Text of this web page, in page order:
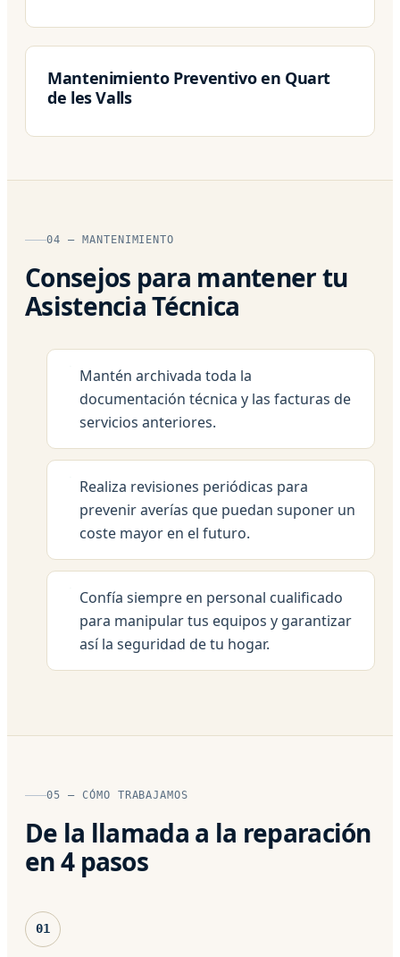
Mantenimiento Preventivo en Quart
de les Valls
04 — MANTENIMIENTO
Consejos para mantener tu
Asistencia Técnica
Mantén archivada toda la
documentación técnica y las facturas de
servicios anteriores.
Realiza revisiones periódicas para
prevenir averías que puedan suponer un
coste mayor en el futuro.
Confía siempre en personal cualificado
para manipular tus equipos y garantizar
así la seguridad de tu hogar.
05 — CÓMO TRABAJAMOS
De la llamada a la reparación
en 4 pasos
01